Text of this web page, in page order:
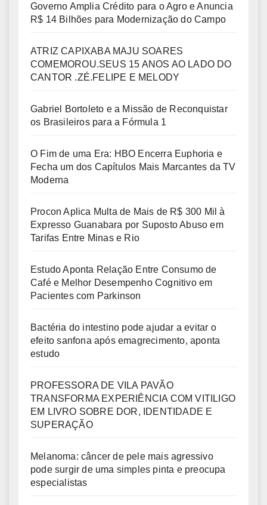
Governo Amplia Crédito para o Agro e Anuncia
R$ 14 Bilhões para Modernização do Campo
ATRIZ CAPIXABA MAJU SOARES
COMEMOROU.SEUS 15 ANOS AO LADO DO
CANTOR .ZÉ.FELIPE E MELODY
Gabriel Bortoleto e a Missão de Reconquistar
os Brasileiros para a Fórmula 1
O Fim de uma Era: HBO Encerra Euphoria e
Fecha um dos Capítulos Mais Marcantes da TV
Moderna
Procon Aplica Multa de Mais de R$ 300 Mil à
Expresso Guanabara por Suposto Abuso em
Tarifas Entre Minas e Rio
Estudo Aponta Relação Entre Consumo de
Café e Melhor Desempenho Cognitivo em
Pacientes com Parkinson
Bactéria do intestino pode ajudar a evitar o
efeito sanfona após emagrecimento, aponta
estudo
PROFESSORA DE VILA PAVÃO
TRANSFORMA EXPERIÊNCIA COM VITILIGO
EM LIVRO SOBRE DOR, IDENTIDADE E
SUPERAÇÃO
Melanoma: câncer de pele mais agressivo
pode surgir de uma simples pinta e preocupa
especialistas